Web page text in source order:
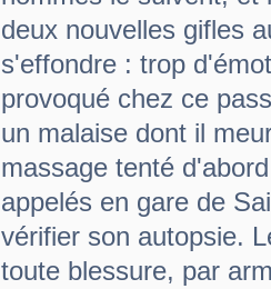
deux nouvelles gifles
s'effondre : trop
provoqué chez ce
un malaise dont il
massage tenté
appelés en gare de
vérifier son autopsie.
toute blessure, par